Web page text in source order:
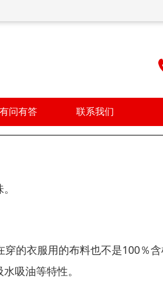
有问有答 联系我们
的衣服用的布料也不是100％
吸油等特性。